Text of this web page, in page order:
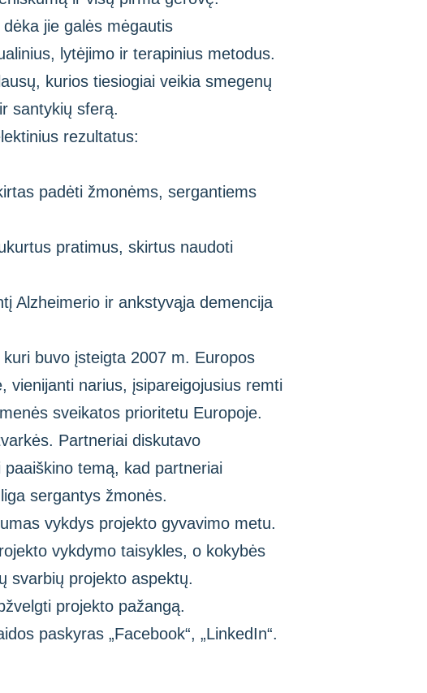
jie galės mėgautis
lytėjimo ir terapinius metodus.
kurios tiesiogiai veikia smegenų
santykių sferą.
rezultatus:
padėti žmonėms, sergantiems
pratimus, skirtus naudoti
Alzheimerio ir ankstyvąja demencija
buvo įsteigta 2007 m. Europos
vienijanti narius, įsipareigojusius remti
sveikatos prioritetu Europoje.
Partneriai diskutavo
temą, kad partneriai
sergantys žmonės.
vykdys projekto gyvavimo metu.
vykdymo taisykles, o kokybės
svarbių projekto aspektų.
projekto pažangą.
paskyras „Facebook“, „LinkedIn“.